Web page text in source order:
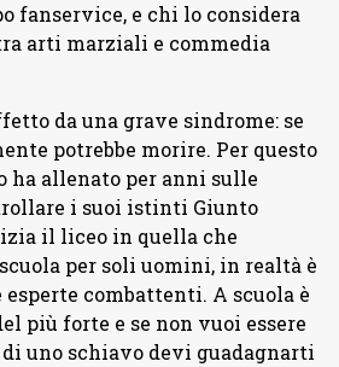
fanservice, e chi lo considera
arti marziali e commedia
da una grave sindrome: se
potrebbe morire. Per questo
ha allenato per anni sulle
i suoi istinti Giunto
il liceo in quella che
per soli uomini, in realtà è
combattenti. A scuola è
più forte e se non vuoi essere
uno schiavo devi guadagnarti